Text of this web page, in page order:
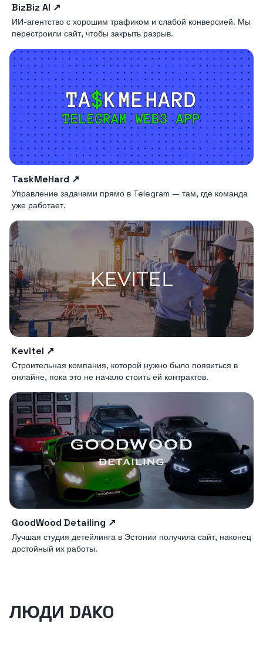
BizBiz AI ↗
ИИ-агентство с хорошим трафиком и слабой конверсией. Мы
перестроили сайт, чтобы закрыть разрыв.
TaskMeHard ↗
Управление задачами прямо в Telegram — там, где команда
уже работает.
Kevitel ↗
Строительная компания, которой нужно было появиться в
онлайне, пока это не начало стоить ей контрактов.
GoodWood Detailing ↗
Лучшая студия детейлинга в Эстонии получила сайт, наконец
достойный их работы.
ЛЮДИ DAKO
Основатель и
разработчик
Jevgeni Koroljov